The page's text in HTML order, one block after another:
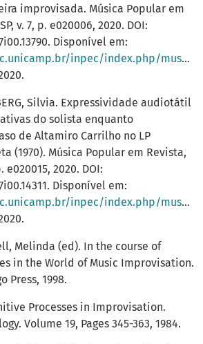
improvisada. Música Popular em
v. 7, p. e020006, 2020. DOI:
Disponível em:
inpec/index.php/muspop/article/view/13790
Silvia. Expressividade audiotátil
do solista enquanto
de Altamiro Carrilho no LP
(1970). Música Popular em Revista,
e020015, 2020. DOI:
Disponível em:
inpec/index.php/muspop/article/view/14311
Melinda (ed). In the course of
in the World of Music Improvisation.
Press, 1998.
Processes in Improvisation.
Volume 19, Pages 345-363, 1984.